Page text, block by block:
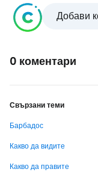
Добави
0 коментари
Свързани теми
Барбадос
Какво да видите
Какво да правите